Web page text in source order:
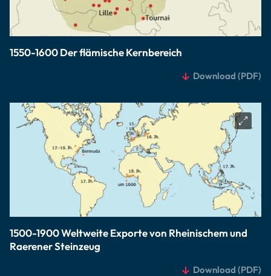
1550-1600 Der flämische Kernbereich
Download (PDF)
1500-1900 Weltweite Exporte von Rheinischem und
Raerener Steinzeug
Download (PDF)